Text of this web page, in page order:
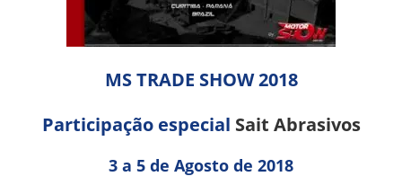
MS TRADE SHOW 2018
Participação especial Sait Abrasivos
3 a 5 de Agosto de 2018